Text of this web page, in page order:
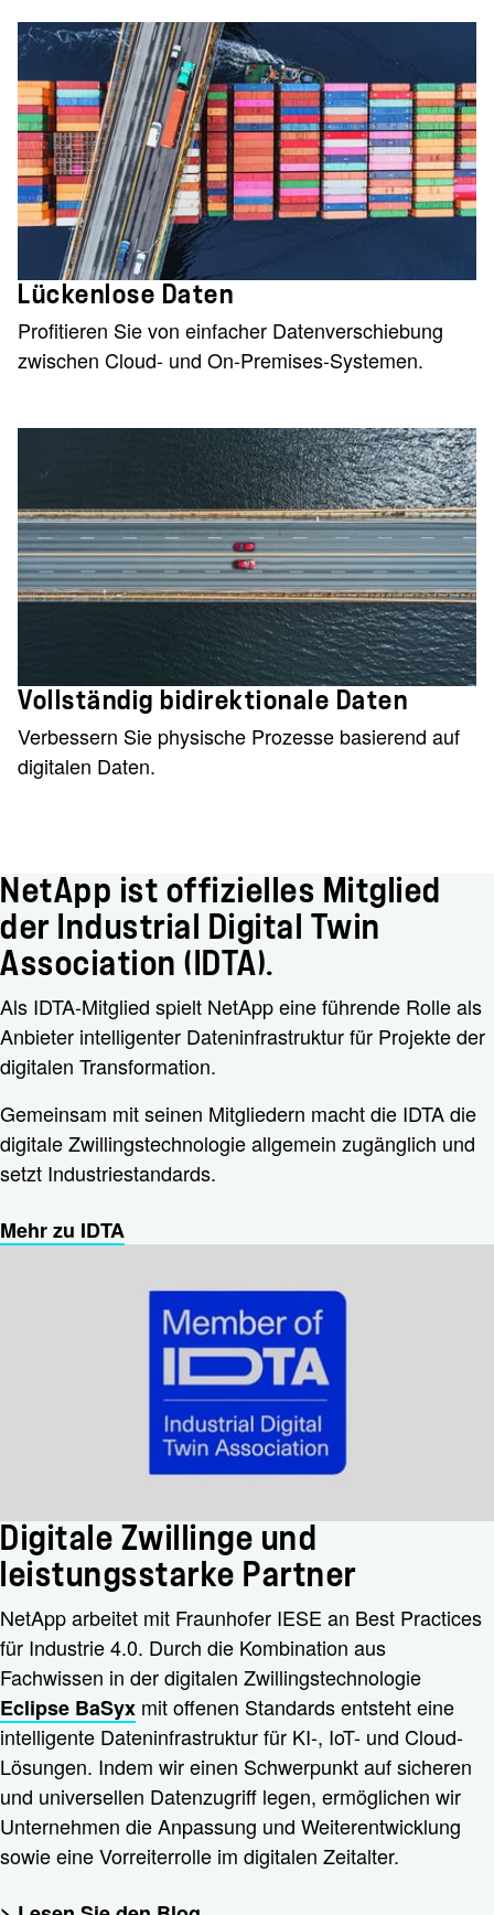
Lückenlose Daten
Profitieren Sie von einfacher Datenverschiebung
zwischen Cloud- und On-Premises-Systemen.
Vollständig bidirektionale Daten
Verbessern Sie physische Prozesse basierend auf
digitalen Daten.
NetApp ist offizielles Mitglied
der Industrial Digital Twin
Association (IDTA).
Als IDTA-Mitglied spielt NetApp eine führende Rolle als
Anbieter intelligenter Dateninfrastruktur für Projekte der
digitalen Transformation.
Gemeinsam mit seinen Mitgliedern macht die IDTA die
digitale Zwillingstechnologie allgemein zugänglich und
setzt Industriestandards.
Mehr zu IDTA
Digitale Zwillinge und
leistungsstarke Partner
NetApp arbeitet mit Fraunhofer IESE an Best Practices
für Industrie 4.0. Durch die Kombination aus
Fachwissen in der digitalen Zwillingstechnologie
Eclipse BaSyx mit offenen Standards entsteht eine
intelligente Dateninfrastruktur für KI-, IoT- und Cloud-
Lösungen. Indem wir einen Schwerpunkt auf sicheren
und universellen Datenzugriff legen, ermöglichen wir
Unternehmen die Anpassung und Weiterentwicklung
sowie eine Vorreiterrolle im digitalen Zeitalter.